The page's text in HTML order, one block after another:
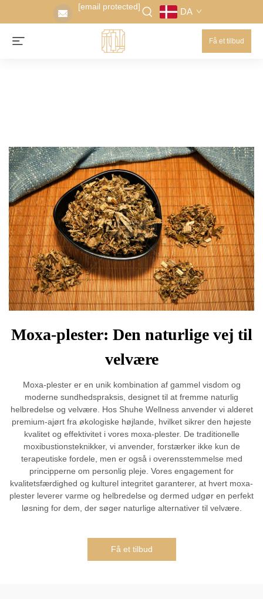
[email protected] DA
Få et tilbud
Moxa-plester: Den naturlige vej til
velvære
Moxa-plester er en unik kombination af gammel visdom og
moderne sundhedspraksis, designet til at fremme naturlig
helbredelse og velvære. Hos Shuhe Wellness anvender vi alderet
premium-ajørt fra økologiske højlande, hvilket sikrer den højeste
kvalitet og effektivitet i vores moxa-plester. De traditionelle
moxibustionsteknikker, vi anvender, forstærker ikke kun de
terapeutiske fordele, men er også i overensstemmelse med
principperne om personlig pleje. Vores engagement for
kvalitetsfærdighed og kulturel integritet garanterer, at hvert moxa-
plester leverer varme og helbredelse og dermed udgør en perfekt
løsning for dem, der søger naturlige alternativer til velvære.
Få et tilbud